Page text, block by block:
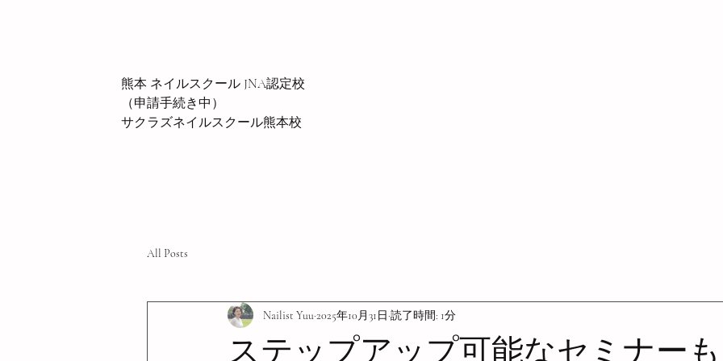
熊本 ネイルスクール JNA認定校
（申請手続き中）
サクラズネイルスクール熊本校
All Posts
ステップアップ可能なセミナー
Nailist Yuu2025年10月31日 読了時間: 1分